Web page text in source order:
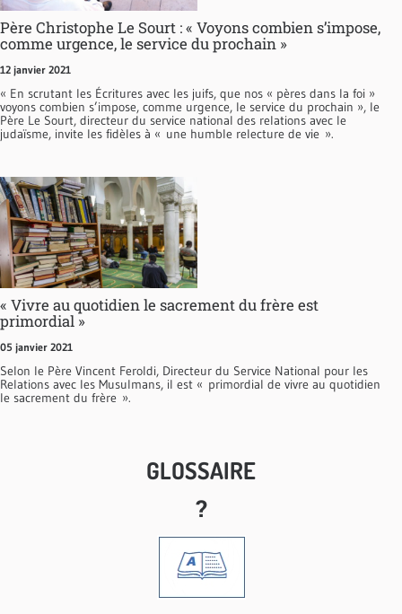
Père Christophe Le Sourt : « Voyons combien s’impose,
comme urgence, le service du prochain »
12 janvier 2021
« En scrutant les Écritures avec les juifs, que nos « pères dans la foi »
voyons combien s’impose, comme urgence, le service du prochain », le
Père Le Sourt, directeur du service national des relations avec le
judaïsme, invite les fidèles à « une humble relecture de vie ».
« Vivre au quotidien le sacrement du frère est
primordial »
05 janvier 2021
Selon le Père Vincent Feroldi, Directeur du Service National pour les
Relations avec les Musulmans, il est « primordial de vivre au quotidien
le sacrement du frère ».
GLOSSAIRE
?